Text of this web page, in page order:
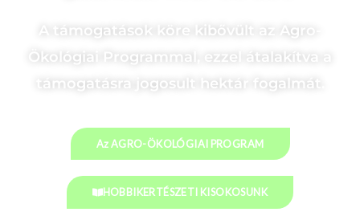
A támogatások köre kibővült az Agro-
Ökológiai Programmal, ezzel átalakítva a
támogatásra jogosult hektár fogalmát.
Az AGRO-ÖKOLÓGIAI PROGRAM
HOBBIKERTÉSZETI KISOKOSUNK